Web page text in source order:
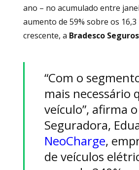
ano – no acumulado entre
aumento de 59% sobre os
crescente, a Bradesco Seguros
“Com o
mais necessário
veículo”, afirma
Seguradora,
NeoCharge,
de veículos